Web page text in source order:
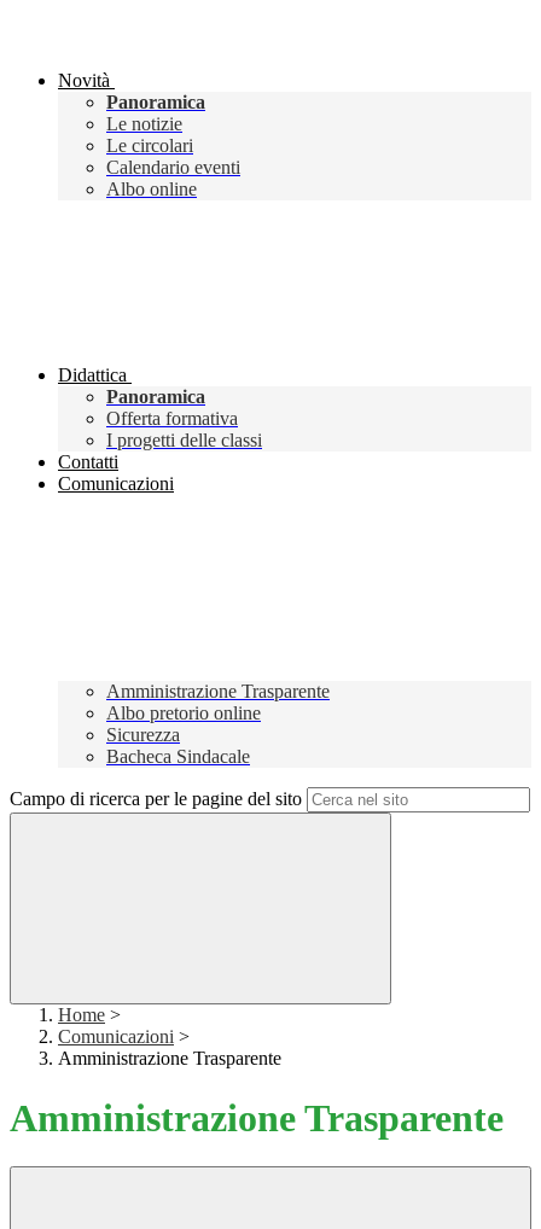
Novità
Panoramica
Le notizie
Le circolari
Calendario eventi
Albo online
Didattica
Panoramica
Offerta formativa
I progetti delle classi
Contatti
Comunicazioni
Amministrazione Trasparente
Albo pretorio online
Sicurezza
Bacheca Sindacale
Campo di ricerca per le pagine del sito
Home >
Comunicazioni >
Amministrazione Trasparente
Amministrazione Trasparente